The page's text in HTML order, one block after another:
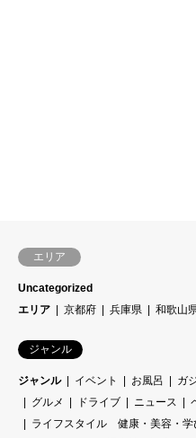
エリア
Uncategorized
エリア
京都府 兵庫県 和歌山
ジャンル
ジャンル イベント お風呂 ガ
グルメ
ドライブ ニュース
ライフスタイル 健康・美容・学